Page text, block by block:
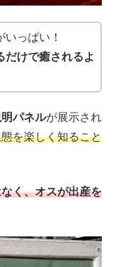
っぱい！
だけで癒されるよ
パネルが展示され
を楽しく知ること
く、オスが出産を